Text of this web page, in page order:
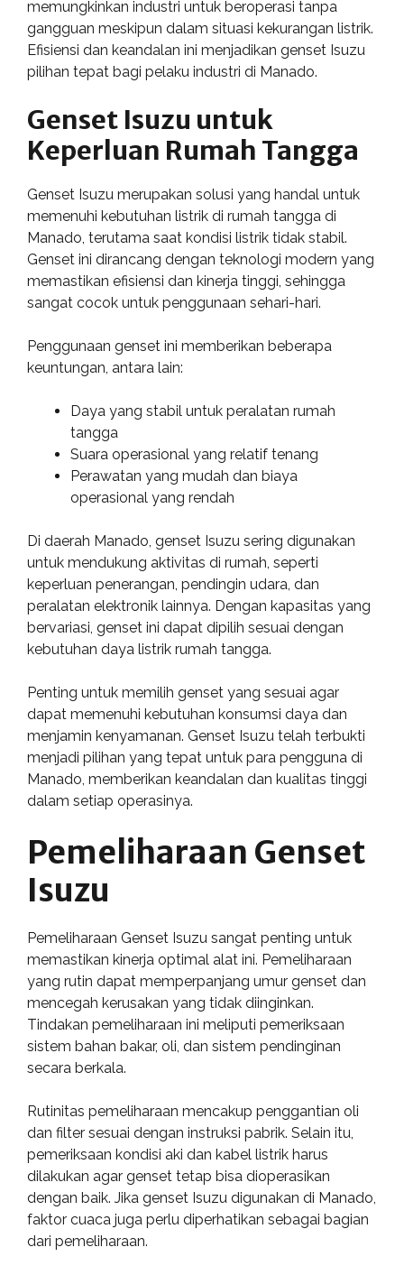
memungkinkan industri untuk beroperasi tanpa
gangguan meskipun dalam situasi kekurangan listrik.
Efisiensi dan keandalan ini menjadikan genset Isuzu
pilihan tepat bagi pelaku industri di Manado.
Genset Isuzu untuk
Keperluan Rumah Tangga
Genset Isuzu merupakan solusi yang handal untuk
memenuhi kebutuhan listrik di rumah tangga di
Manado, terutama saat kondisi listrik tidak stabil.
Genset ini dirancang dengan teknologi modern yang
memastikan efisiensi dan kinerja tinggi, sehingga
sangat cocok untuk penggunaan sehari-hari.
Penggunaan genset ini memberikan beberapa
keuntungan, antara lain:
Daya yang stabil untuk peralatan rumah
tangga
Suara operasional yang relatif tenang
Perawatan yang mudah dan biaya
operasional yang rendah
Di daerah Manado, genset Isuzu sering digunakan
untuk mendukung aktivitas di rumah, seperti
keperluan penerangan, pendingin udara, dan
peralatan elektronik lainnya. Dengan kapasitas yang
bervariasi, genset ini dapat dipilih sesuai dengan
kebutuhan daya listrik rumah tangga.
Penting untuk memilih genset yang sesuai agar
dapat memenuhi kebutuhan konsumsi daya dan
menjamin kenyamanan. Genset Isuzu telah terbukti
menjadi pilihan yang tepat untuk para pengguna di
Manado, memberikan keandalan dan kualitas tinggi
dalam setiap operasinya.
Pemeliharaan Genset
Isuzu
Pemeliharaan Genset Isuzu sangat penting untuk
memastikan kinerja optimal alat ini. Pemeliharaan
yang rutin dapat memperpanjang umur genset dan
mencegah kerusakan yang tidak diinginkan.
Tindakan pemeliharaan ini meliputi pemeriksaan
sistem bahan bakar, oli, dan sistem pendinginan
secara berkala.
Rutinitas pemeliharaan mencakup penggantian oli
dan filter sesuai dengan instruksi pabrik. Selain itu,
pemeriksaan kondisi aki dan kabel listrik harus
dilakukan agar genset tetap bisa dioperasikan
dengan baik. Jika genset Isuzu digunakan di Manado,
faktor cuaca juga perlu diperhatikan sebagai bagian
dari pemeliharaan.